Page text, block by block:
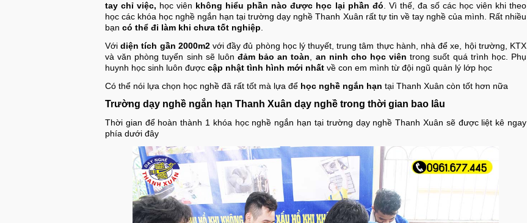
tay chỉ việc, học viên không hiểu phần nào được học lại phần đó . Vì thế, đa số các học viên khi theo
học các khóa học nghề ngắn hạn tại trường dạy nghề Thanh Xuân rất tự tin về tay nghề của mình. Rất nhiều
bạn có thể đi làm khi chưa tốt nghiệp
Vớidiện tích gần 2000m2với đầy đủ phòng học lý thuyết, trung tâm thực hành, nhà để xe, hội trường, KTX
và văn phòng tuyển sinh sẽ luôn đảm bảo an toàn an ninh cho học viên trong suốt quá trình học. Phụ
huynh học sinh luôn được cập nhật tình hình mới nhất về con em mình từ đội ngũ quản lý lớp học
Có thể nói lựa chọn học nghề đã rất tốt mà lựa để học nghề ngắn hạn tại Thanh Xuân còn tốt hơn nữa
Trường dạy nghề ngắn hạn Thanh Xuân dạy nghề trong thời gian bao lâu
Thời gian để hoàn thành 1 khóa học nghề ngắn hạn tại trường dạy nghề Thanh Xuân sẽ được liệt kê ngay
phía dưới đây